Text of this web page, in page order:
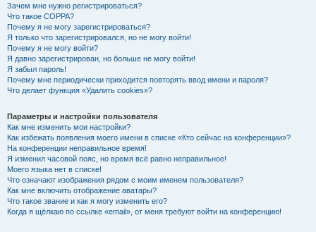
Зачем мне нужно регистрироваться?
Что такое COPPA?
Почему я не могу зарегистрироваться?
Я только что зарегистрировался, но не могу войти!
Почему я не могу войти?
Я давно зарегистрирован, но больше не могу войти!
Я забыл пароль!
Почему мне периодически приходится повторять ввод имени и пароля?
Что делает функция «Удалить cookies»?
Параметры и настройки пользователя
Как мне изменить мои настройки?
Как избежать появления моего имени в списке «Кто сейчас на конференции»?
На конференции неправильное время!
Я изменил часовой пояс, но время всё равно неправильное!
Моего языка нет в списке!
Что означают изображения рядом с моим именем пользователя?
Как мне включить отображение аватары?
Что такое звание и как я могу изменить его?
Когда я щёлкаю по ссылке «email», от меня требуют войти на конференцию!